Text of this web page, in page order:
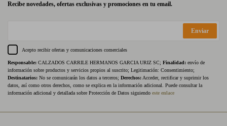
Recibe novedades, ofertas exclusivas y promociones en tu email.
Enviar
Acepto recibir ofertas y comunicaciones comerciales
Responsable: CALZADOS CARRILE HERMANOS GARCIA URIZ SC; Finalidad: envío de
información sobre productos y servicios propios al suscrito; Legitimación: Consentimiento;
Destinatarios: No se comunicarán los datos a terceros; Derechos: Acceder, rectificar y suprimir los
datos, así como otros derechos, como se explica en la información adicional. Puede consultar la
información adicional y detallada sobre Protección de Datos siguiendo este enlace